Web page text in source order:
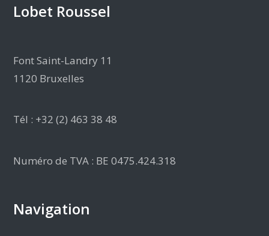
Lobet Roussel
Font Saint-Landry 11
1120 Bruxelles
Tél : +32 (2) 463 38 48
Numéro de TVA : BE 0475.424.318
Navigation